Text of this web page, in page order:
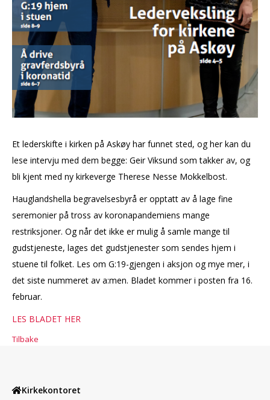
Et lederskifte i kirken på Askøy har funnet sted, og her kan du
lese intervju med dem begge: Geir Viksund som takker av, og
bli kjent med ny kirkeverge Therese Nesse Mokkelbost.
Hauglandshella begravelsesbyrå er opptatt av å lage fine
seremonier på tross av koronapandemiens mange
restriksjoner. Og når det ikke er mulig å samle mange til
gudstjeneste, lages det gudstjenester som sendes hjem i
stuene til folket. Les om G:19-gjengen i aksjon og mye mer, i
det siste nummeret av a:men. Bladet kommer i posten fra 16.
februar.
LES BLADET HER
Tilbake
Kirkekontoret